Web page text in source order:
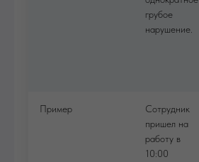
грубое
нарушение.
Пример
Сотрудник
пришел на
работу в
10:00